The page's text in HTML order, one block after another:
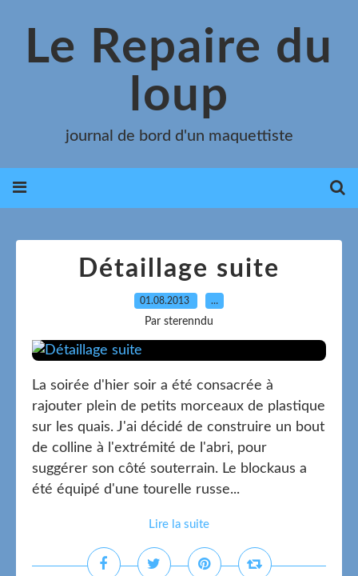
Le Repaire du
loup
journal de bord d'un maquettiste
Détaillage suite
01.08.2013 …
Par sterenndu
La soirée d'hier soir a été consacrée à
rajouter plein de petits morceaux de plastique
sur les quais. J'ai décidé de construire un bout
de colline à l'extrémité de l'abri, pour
suggérer son côté souterrain. Le blockaus a
été équipé d'une tourelle russe...
Lire la suite